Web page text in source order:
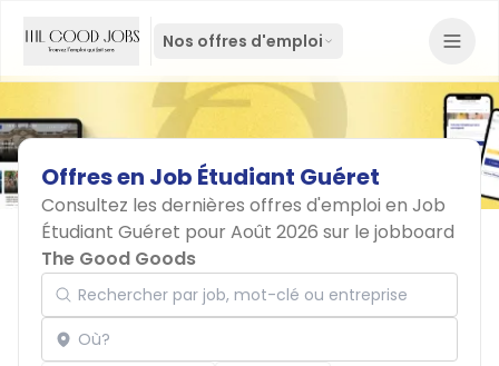
Nos offres d'emploi
Offresen Job Étudiant Guéret
Consultez les dernières offres d'emploi en Job
Étudiant Guéret pour Août 2026 sur le jobboard
The Good Goods
Rechercher par job, mot-clé ou entreprise
Localisation